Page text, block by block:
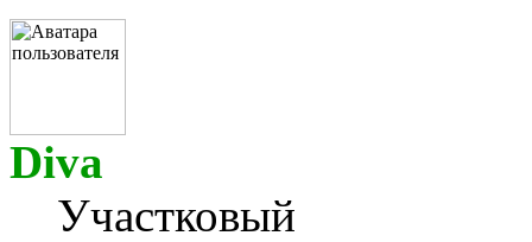
Diva
Участковый